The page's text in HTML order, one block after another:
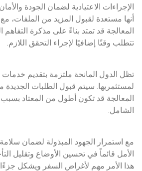
الإجراءات الاعتيادية لضمان الجودة
أنها مستعدة لقبول المزيد من الملفات،
المعالجة قد تمتد بناءً على مذكرة التفاهم
تتطلب وقتًا إضافيًا لإجراء التحقق اللازم.
تظل الدول المانحة ملتزمة بتقديم
لمستثمريها. سيتم قبول الطلبات الجديدة
المعالجة قد تكون أطول من المعتاد بسبب
الشامل.
مع استمرار الجهود المبذولة لضمان سلامة
الأمل قائماً في تحسين الأوضاع وتقليل
هذا الأمر مهم لأغراض السفر ويشكل